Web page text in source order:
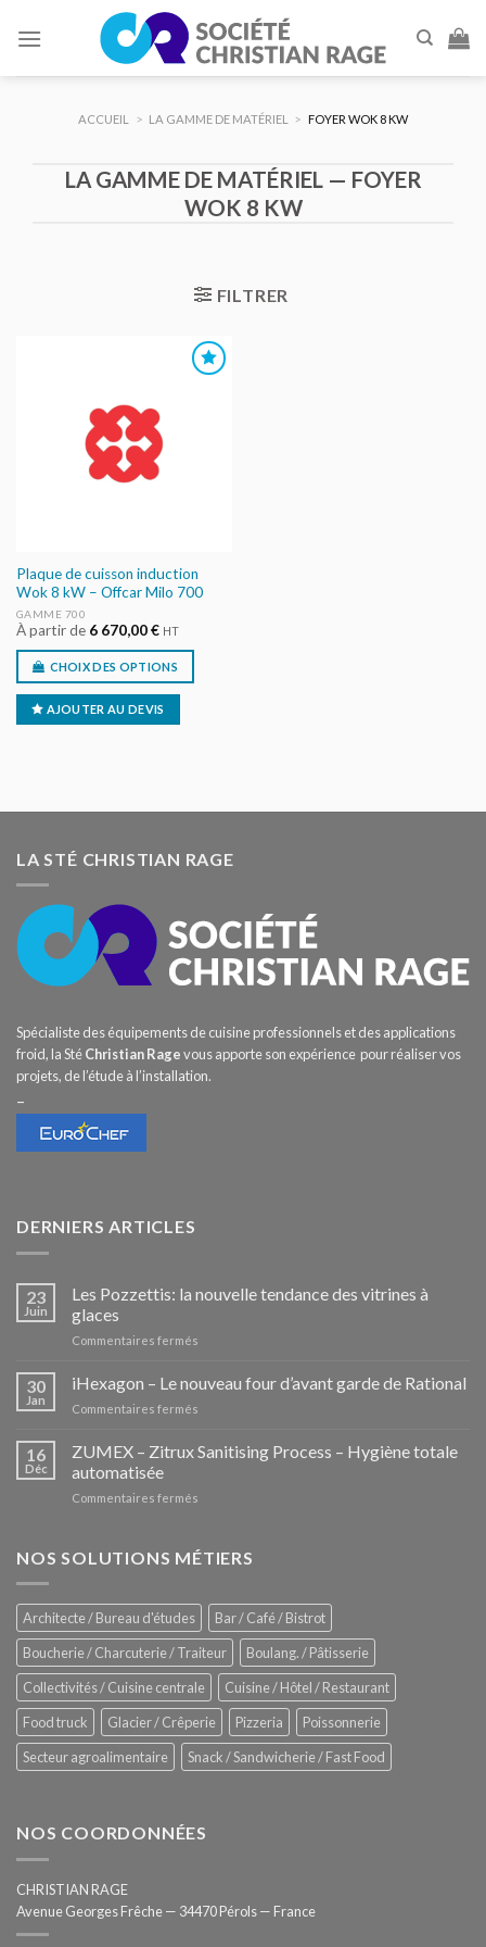
ACCUEIL > LA GAMME DE MATÉRIEL > FOYER WOK 8 KW
LA GAMME DE MATÉRIEL — FOYER
WOK 8 KW
FILTRER
AU DEVIS
Plaque de cuisson induction
Wok 8 kW – Offcar Milo 700
GAMME 700
À partir de 6 670,00€ HT
CHOIX DES OPTIONS
AJOUTER AU DEVIS
LA STÉ CHRISTIAN RAGE
Spécialiste des équipements de cuisine professionnels et des applications
froid, la StéChristian Ragevous apporte son expérience pour réaliser vos
projets, de l’étude à l’installation.
–
DERNIERS ARTICLES
23
Juin
Les Pozzettis: la nouvelle tendance des vitrines à
glaces
Commentaires fermés
Pozzettis:
la
des
30
Jan
iHexagon – Le nouveau four d’avant garde de Rational
Commentaires fermés
–
Le
de
16
Déc
ZUMEX – Zitrux Sanitising Process – Hygiène totale
automatisée
Commentaires fermés
Zitrux
–
Hygiène
totale
automatisée
NOS SOLUTIONS MÉTIERS
Architecte / Bureau d'études
Bar / Café / Bistrot
Boucherie / Charcuterie / Traiteur
Boulang. / Pâtisserie
Collectivités / Cuisine centrale
Cuisine / Hôtel / Restaurant
Food truck
Glacier / Crêperie Pizzeria
Poissonnerie
Secteur agroalimentaire
Snack / Sandwicherie / Fast Food
NOS COORDONNÉES
CHRISTIAN RAGE
Avenue Georges Frêche — 34470 Pérols — France